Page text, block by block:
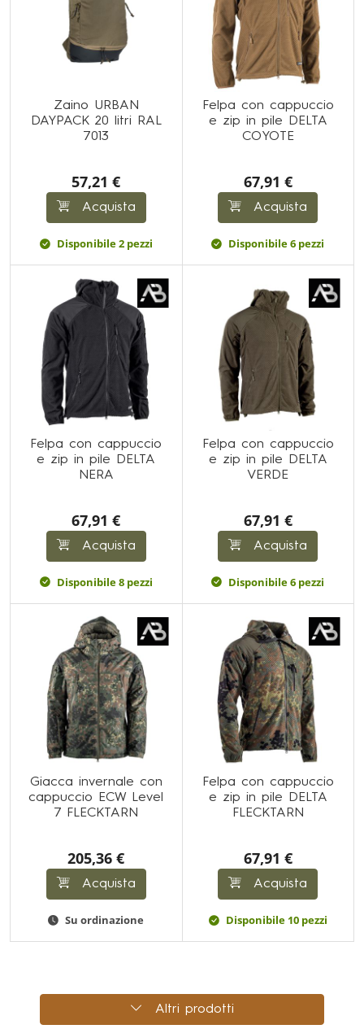
Zaino URBAN
DAYPACK 20 litri RAL
7013
57,21 €
Acquista
Disponibile 2 pezzi
Felpa con cappuccio
e zip in pile DELTA
COYOTE
67,91 €
Acquista
Disponibile 6 pezzi
Felpa con cappuccio
e zip in pile DELTA
NERA
67,91 €
Acquista
Disponibile 8 pezzi
Felpa con cappuccio
e zip in pile DELTA
VERDE
67,91 €
Acquista
Disponibile 6 pezzi
Giacca invernale con
cappuccio ECW Level
7 FLECKTARN
205,36 €
Acquista
Su ordinazione
Felpa con cappuccio
e zip in pile DELTA
FLECKTARN
67,91 €
Acquista
Disponibile 10 pezzi
Altri prodotti